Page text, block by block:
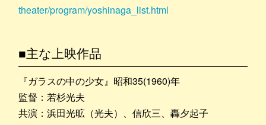
theater/program/yoshinaga_list.html
■主な上映作品
『ガラスの中の少女』昭和35(1960)年
監督：若杉光夫
共演：浜田光昿（光夫）、信欣三、轟夕起子